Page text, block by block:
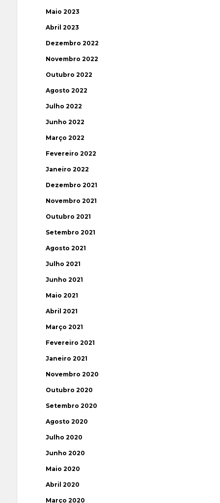
Maio 2023
Abril 2023
Dezembro 2022
Novembro 2022
Outubro 2022
Agosto 2022
Julho 2022
Junho 2022
Março 2022
Fevereiro 2022
Janeiro 2022
Dezembro 2021
Novembro 2021
Outubro 2021
Setembro 2021
Agosto 2021
Julho 2021
Junho 2021
Maio 2021
Abril 2021
Março 2021
Fevereiro 2021
Janeiro 2021
Novembro 2020
Outubro 2020
Setembro 2020
Agosto 2020
Julho 2020
Junho 2020
Maio 2020
Abril 2020
Março 2020